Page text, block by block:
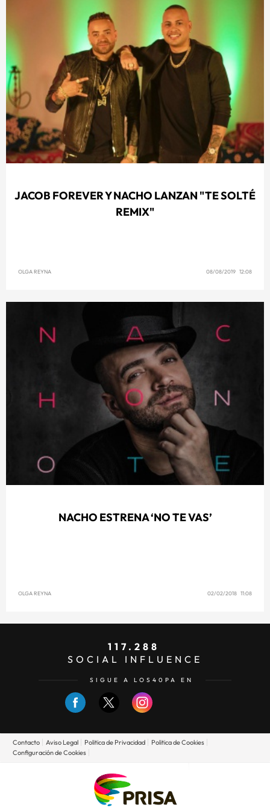
JACOB FOREVER Y NACHO LANZAN "TE SOLTÉ
REMIX"
OLGA REYNA 08/08/2019 12:08
NACHO ESTRENA ‘NO TE VAS’
OLGA REYNA 02/02/2018 11:08
117.288
SOCIAL INFLUENCE
SIGUE A LOS40PA EN
Contacto Aviso Legal Politica de Privacidad
Politica de Cookies
Configuración de Cookies